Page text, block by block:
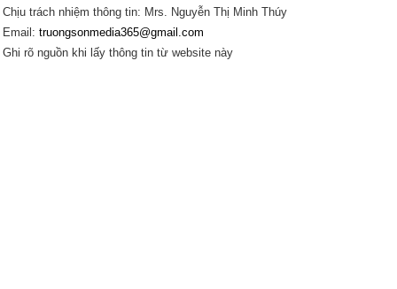
Chịu trách nhiệm thông tin: Mrs. Nguyễn Thị Minh Thúy
Email: truongsonmedia365@gmail.com
Ghi rõ nguồn khi lấy thông tin từ website này